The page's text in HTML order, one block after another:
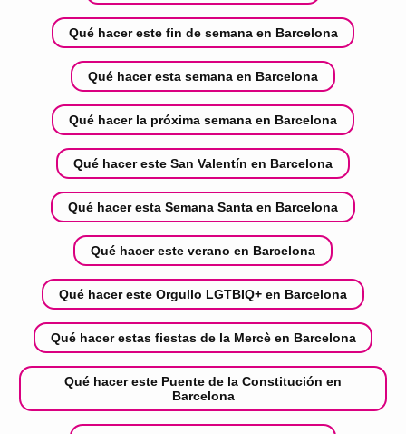
Qué hacer este fin de semana en Barcelona
Qué hacer esta semana en Barcelona
Qué hacer la próxima semana en Barcelona
Qué hacer este San Valentín en Barcelona
Qué hacer esta Semana Santa en Barcelona
Qué hacer este verano en Barcelona
Qué hacer este Orgullo LGTBIQ+ en Barcelona
Qué hacer estas fiestas de la Mercè en Barcelona
Qué hacer este Puente de la Constitución en
Barcelona